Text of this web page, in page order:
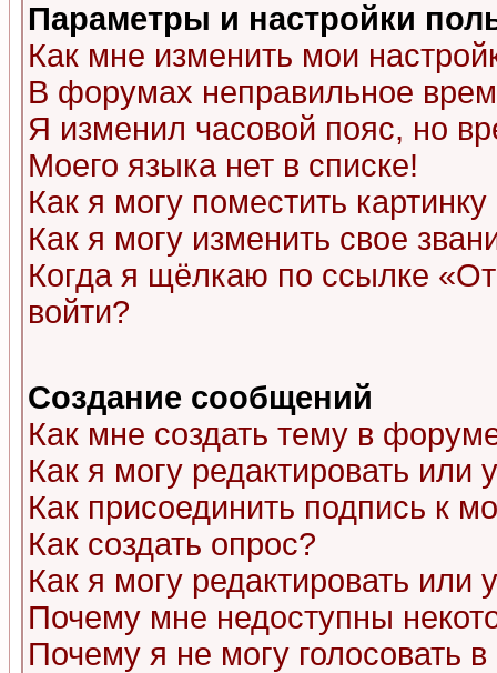
Параметры и настройки
Как мне изменить мои
В форумах неправильное
Я изменил часовой пояс, но
Моего языка нет в списке!
Как я могу поместить
Как я могу изменить свое
Когда я щёлкаю по ссылке
войти?
Создание сообщений
Как мне создать тему в
Как я могу редактировать или
Как присоединить подпись к
Как создать опрос?
Как я могу редактировать или
Почему мне недоступны
Почему я не могу голосовать